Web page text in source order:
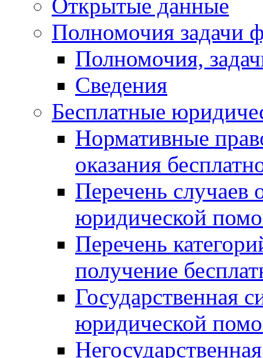
Открытые данные
Полномочия задачи
Полномочия,
Сведения
Бесплатные
Нормативные
оказания
Перечень случаев
юридической
Перечень
получение
Государственная
юридической